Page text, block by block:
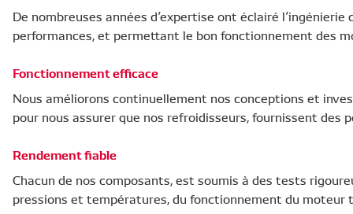
De nombreuses années d’expertise ont éclairé
performances, et permettant le bon fonctionnement des
Fonctionnement efficace
Nous améliorons continuellement nos conceptions et
pour nous assurer que nos refroidisseurs, fournissent des
Rendement fiable
Chacun de nos composants, est soumis à des tests
pressions et températures, du fonctionnement du moteur